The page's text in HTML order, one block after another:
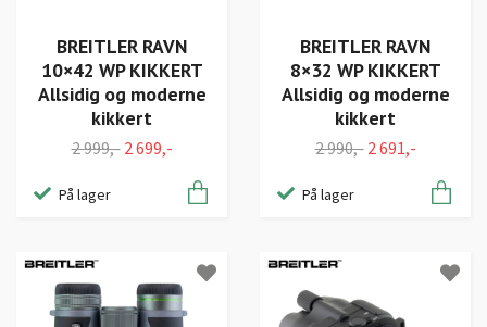
BREITLER RAVN
10×42 WP KIKKERT
Allsidig og moderne
kikkert
2 999,- 2 699,-
På lager
BREITLER RAVN
8×32 WP KIKKERT
Allsidig og moderne
kikkert
2 990,- 2 691,-
På lager